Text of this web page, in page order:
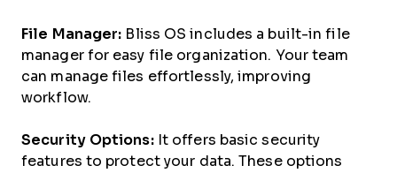
File Manager: Bliss OS includes a built-in file
manager for easy file organization. Your team
can manage files effortlessly, improving
workflow.
Security Options:It offers basic security
features to protect your data. These options